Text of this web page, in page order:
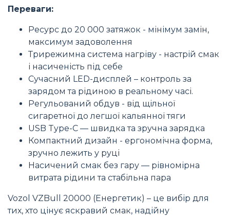
Переваги:
Ресурс до 20 000 затяжок - мінімум замін,
максимум задоволення
Трирежимна система нагріву - настрій смак
і насиченість під себе
Сучасний LED-дисплей – контроль за
зарядом та рідиною в реальному часі.
Регульований обдув - від щільної
сигаретної до легшої кальянної тяги
USB Type-C — швидка та зручна зарядка
Компактний дизайн - ергономічна форма,
зручно лежить у руці
Насичений смак без гару — рівномірна
витрата рідини та стабільна пара
Vozol VZBull 20000 (Енергетик) – це вибір для
тих, хто цінує яскравий смак, надійну